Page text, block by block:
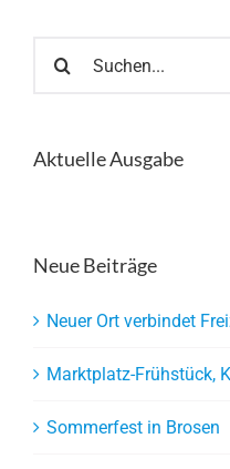
nach:
Aktuelle Ausgabe
Neue Beiträge
Neuer Ort verbindet
Marktplatz-Frühstück,
Sommerfest in Brosen